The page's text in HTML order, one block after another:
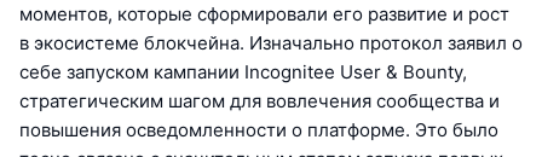
моментов, которые сформировали его развитие и рост
в экосистеме блокчейна. Изначально протокол заявил о
себе запуском кампании Incognitee User & Bounty,
стратегическим шагом для вовлечения сообщества и
повышения осведомленности о платформе. Это было